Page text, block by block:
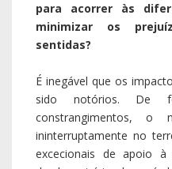
para acorrer às
minimizar os
sentidas?
É inegável que os
sido notórios. De
constrangimentos, o
ininterruptamente no
excecionais de apoio